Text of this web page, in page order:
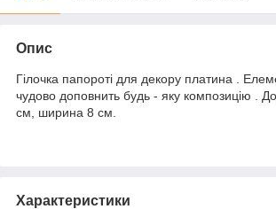
Опис
Гілочка папороті для декору платина .
чудово доповнить будь - яку композицію .
см, ширина 8 см.
Характеристики